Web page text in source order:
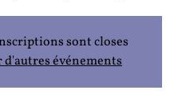
sont closes
d'autres événements